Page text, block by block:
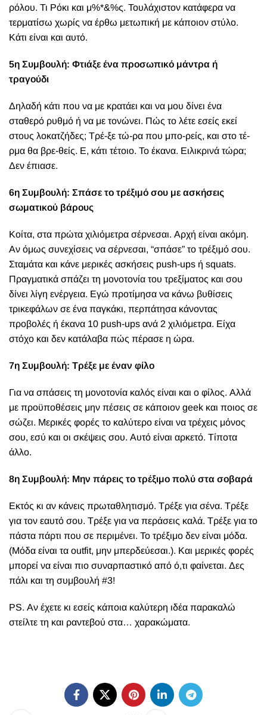
ρόλου. Τι Ρόκι και μ%*&%ς. Τουλάχιστον κατάφερα να
τερματίσω χωρίς να έρθω μετωπική με κάποιον στύλο.
Κάτι είναι και αυτό.
5η Συμβουλή: Φτιάξε ένα προσωπικό μάντρα ή
τραγούδι
Δηλαδή κάτι που να με κρατάει και να μου δίνει ένα
σταθερό ρυθμό ή να με τονώνει. Πώς το λέτε εσείς εκεί
στους λοκατζήδες; Τρέ-ξε τώ-ρα που μπο-ρείς, και στο τέ-
ρμα θα βρε-θείς. Ε, κάτι τέτοιο. Το έκανα. Ειλικρινά τώρα;
Δεν έπιασε.
6η Συμβουλή: Σπάσε το τρέξιμό σου με ασκήσεις
σωματικού βάρους
Κοίτα, στα πρώτα χιλιόμετρα σέρνεσαι. Αρχή είναι ακόμη.
Αν όμως συνεχίσεις να σέρνεσαι, “σπάσε” το τρέξιμό σου.
Σταμάτα και κάνε μερικές ασκήσεις push-ups ή squats.
Πραγματικά σπάζει τη μονοτονία του τρεξίματος και σου
δίνει λίγη ενέργεια. Εγώ προτίμησα να κάνω βυθίσεις
τρικεφάλων σε ένα παγκάκι, περπάτησα κάνοντας
προβολές ή έκανα 10 push-ups ανά 2 χιλιόμετρα. Είχα
στόχο και δεν κατάλαβα πώς πέρασε η ώρα.
7η Συμβουλή: Τρέξε με έναν φίλο
Για να σπάσεις τη μονοτονία καλός είναι και ο φίλος. Αλλά
με προϋποθέσεις μην πέσεις σε κάποιον geek και ποιος σε
σώζει. Μερικές φορές το καλύτερο είναι να τρέχεις μόνος
σου, εσύ και οι σκέψεις σου. Αυτό είναι αρκετό. Τίποτα
άλλο.
8η Συμβουλή: Μην πάρεις το τρέξιμο πολύ στα σοβαρά
Εκτός κι αν κάνεις πρωταθλητισμό. Τρέξε για σένα. Τρέξε
για τον εαυτό σου. Τρέξε για να περάσεις καλά. Τρέξε για το
πάστα πάρτι που σε περιμένει. Το τρέξιμο δεν είναι μόδα.
(Μόδα είναι τα outfit, μην μπερδεύεσαι.). Και μερικές φορές
μπορεί να είναι πιο συναρπαστικό από ό,τι φαίνεται. Δες
πάλι και τη συμβουλή #3!
PS. Αν έχετε κι εσείς κάποια καλύτερη ιδέα παρακαλώ
στείλτε τη και ραντεβού στα… χαρακώματα.